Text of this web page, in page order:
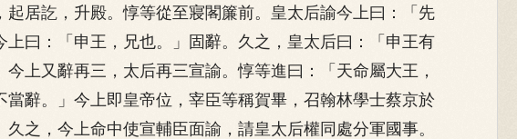
起居訖，升殿。惇等從至寢閣簾前。皇太后諭今上曰：「先
上曰：「申王，兄也。」固辭。久之，皇太后曰：「申王有
上又辭再三，太后再三宣諭。惇等進曰：「天命屬大王，
當辭。」今上即皇帝位，宰臣等稱賀畢，召翰林學士蔡京於
之，今上命中使宣輔臣面諭，請皇太后權同處分軍國事。